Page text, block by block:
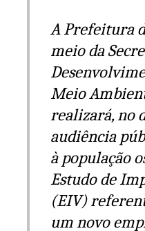
A Prefeitura
meio da
Meio
realizará, no
audiência
à população
Estudo de
(EIV)
um novo